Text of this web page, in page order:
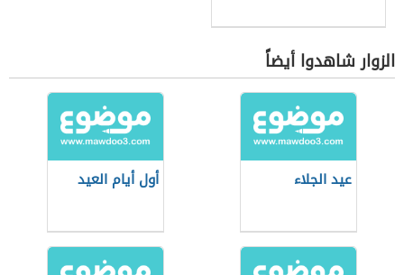
الزوار شاهدوا أيضاً
عيد الجلاء أول أيام العيد